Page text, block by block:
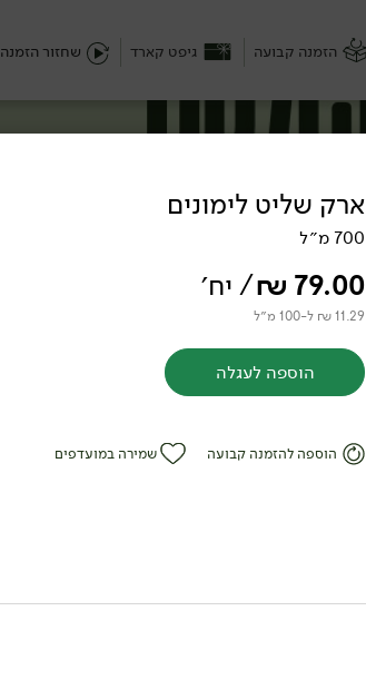
הזמנה קבועה גיפט קארד שחזור הזמנה
ארק שליט לימונים
700 מ״ל
79.00
₪/ יח׳
11.29 ₪ ל-100 מ״ל
הוספה לעגלה
הוספה להזמנה קבועה שמירה במועדפים